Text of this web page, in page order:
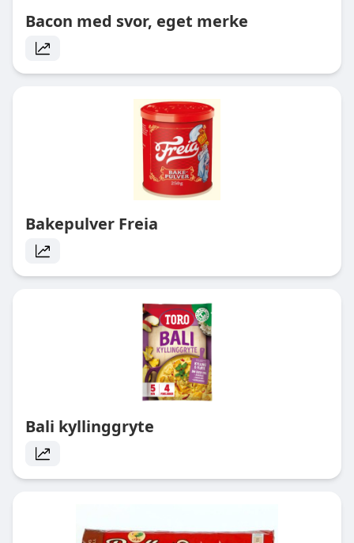
Bacon med svor, eget merke
Bakepulver Freia
Bali kyllinggryte